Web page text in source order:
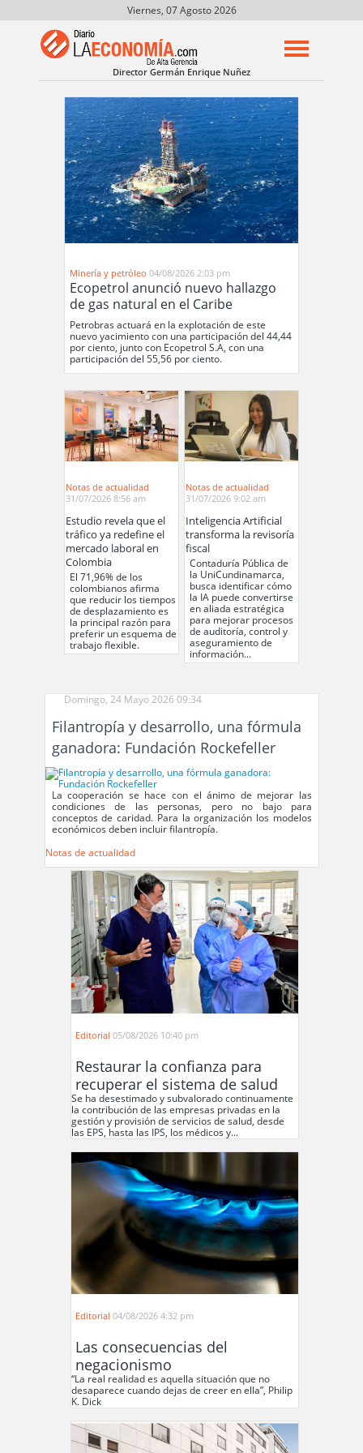
Viernes, 07 Agosto 2026
Director Germán Enrique Nuñez
Minería y petróleo 04/08/2026 2:03 pm
Ecopetrol anunció nuevo hallazgo
de gas natural en el Caribe
Petrobras actuará en la explotación de este
nuevo yacimiento con una participación del 44,44
por ciento, junto con Ecopetrol S.A, con una
participación del 55,56 por ciento.
Notas de actualidad
31/07/2026 8:56 am
Estudio revela que el
tráfico ya redefine el
mercado laboral en
Colombia
El 71,96% de los
colombianos afirma
que reducir los tiempos
de desplazamiento es
la principal razón para
preferir un esquema de
trabajo flexible.
Notas de actualidad
31/07/2026 9:02 am
Inteligencia Artificial
transforma la revisoría
fiscal
Contaduría Pública de
la UniCundinamarca,
busca identificar cómo
la IA puede convertirse
en aliada estratégica
para mejorar procesos
de auditoría, control y
aseguramiento de
información...
Domingo, 24 Mayo 2026 09:34
Filantropía y desarrollo, una fórmula
ganadora: Fundación Rockefeller
La cooperación se hace con el ánimo de mejorar las
condiciones de las personas, pero no bajo para
conceptos de caridad. Para la organización los modelos
económicos deben incluir filantropía.
Notas de actualidad
Editorial 05/08/2026 10:40 pm
Restaurar la confianza para
recuperar el sistema de salud
Se ha desestimado y subvalorado continuamente
la contribución de las empresas privadas en la
gestión y provisión de servicios de salud, desde
las EPS, hasta las IPS, los médicos y...
Editorial 04/08/2026 4:32 pm
Las consecuencias del
negacionismo
“La real realidad es aquella situación que no
desaparece cuando dejas de creer en ella”, Philip
K. Dick